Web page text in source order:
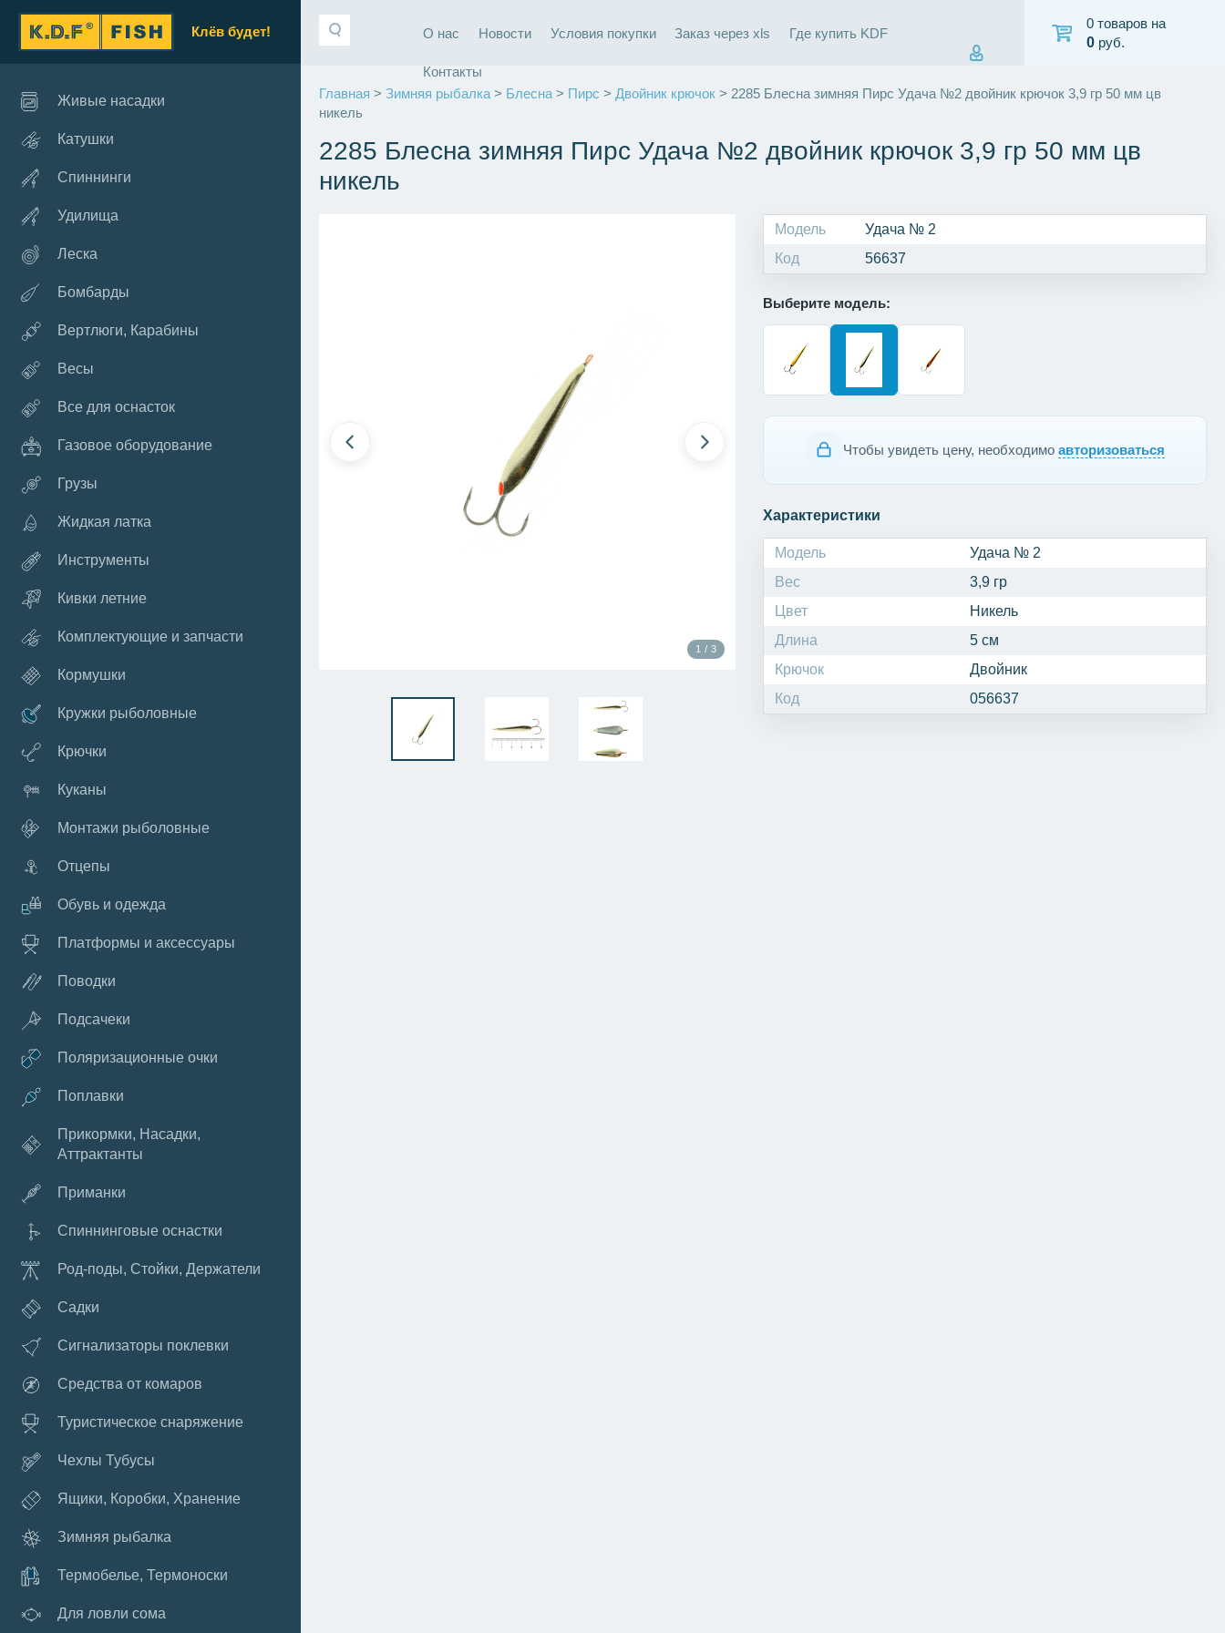
Клёв будет!
Живые насадки
Катушки
Спиннинги
Удилища
Леска
Бомбарды
Вертлюги, Карабины
Весы
Все для оснасток
Газовое оборудование
Грузы
Жидкая латка
Инструменты
Кивки летние
Комплектующие и запчасти
Кормушки
Кружки рыболовные
Крючки
Куканы
Монтажи рыболовные
Отцепы
Обувь и одежда
Платформы и аксессуары
Поводки
Подсачеки
Поляризационные очки
Поплавки
Прикормки, Насадки,
Аттрактанты
Приманки
Спиннинговые оснастки
Род-поды, Стойки, Держатели
Садки
Сигнализаторы поклевки
Средства от комаров
Туристическое снаряжение
Чехлы Тубусы
Ящики, Коробки, Хранение
Зимняя рыбалка
Термобелье, Термоноски
Для ловли сома
О нас Новости Условия покупки Заказ через xls Где купить KDF
Контакты
0 товаров на
0 руб.
Главная > Зимняя рыбалка > Блесна > Пирс > Двойник крючок > 2285 Блесна зимняя Пирс Удача №2 двойник крючок 3,9 гр 50 мм цв
никель
2285 Блесна зимняя Пирс Удача №2 двойник крючок 3,9 гр 50 мм цв
никель
1 / 3
Модель
Удача № 2
Код
56637
Выберите модель:
Чтобы увидеть цену, необходимо авторизоваться
Характеристики
Модель
Удача № 2
Вес
3,9 гр
Цвет
Никель
Длина
5 см
Крючок
Двойник
Код
056637